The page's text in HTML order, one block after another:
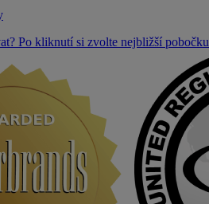
Po kliknutí si zvolte nejbližší